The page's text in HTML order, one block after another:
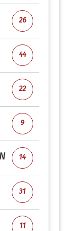
26
44
22
9
14
31
11